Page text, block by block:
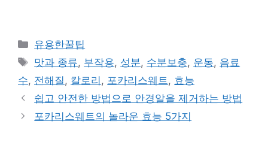
카
테
리
유용한꿀팁
태
그
맛과 종류, 부작용, 성분, 수분보충, 운동, 음료
수, 전해질, 칼로리 , 포카리스웨트, 효능
쉽고 안전한 방법으로 안경알을 제거하는 방법
포카리스웨트의 놀라운 효능 5가지